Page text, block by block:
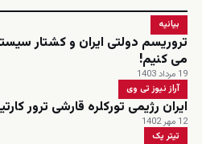
بیانیه
تروریسم دولتی ایران و کشتار
می کنیم!
19 مرداد 1403
آراز نیوز تی وی
ایران رژیمی تورکلره قارشی ترور
12 مهر 1402
تیتر یک